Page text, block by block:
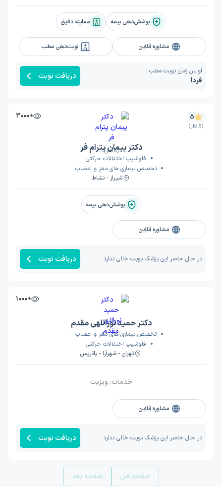
پوشش‌دهی بیمه معاینه دقیق
مشاوره آنلاین نوبت‌دهی مطب
اولین زمان نوبت مطب :
فردا دریافت نوبت
(5 نظر)
+3000 5
(5 نظر)
دکتر پیمان پترام فر
فلوشیپ اختلالات حرکتی
تخصص بیماری های مغز و اعصاب
شیراز - نشاط
پوشش‌دهی بیمه
مشاوره آنلاین
در حال حاضر این پزشک نوبت خالی ندارد دریافت نوبت
+1000
دکتر حمید نوراللهی مقدم
تخصص بیماری های مغز و اعصاب
فلوشیپ اختلالات حرکتی
تهران - شهرآرا - پاتریس
خدمات:ویزیت
مشاوره آنلاین
در حال حاضر این پزشک نوبت خالی ندارد دریافت نوبت
صفحه قبل صفحه بعد